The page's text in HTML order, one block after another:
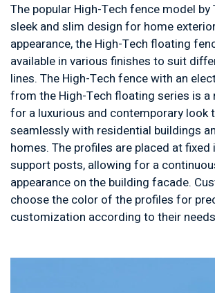
The popular High-Tech fence model
sleek and slim design for home
appearance, the High-Tech floating
available in various finishes to suit
lines. The High-Tech fence with an
from the High-Tech floating series is a
for a luxurious and contemporary look
seamlessly with residential buildings
homes. The profiles are placed at fixed
support posts, allowing for a
appearance on the building facade.
choose the color of the profiles for
customization according to their